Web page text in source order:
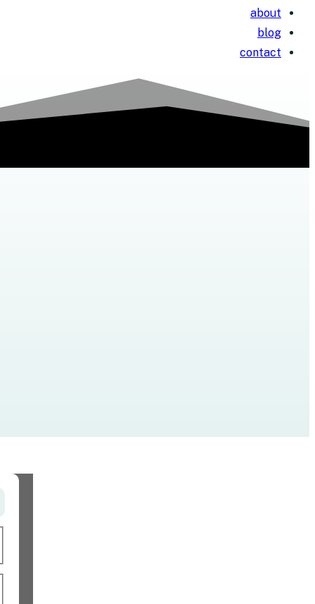
about
blog
contact